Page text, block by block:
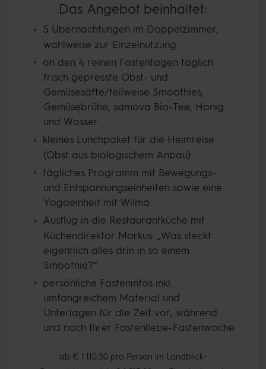
Das Angebot beinhaltet:
5 Übernachtungen im Doppelzimmer,
wahlweise zur Einzelnutzung
an den 4 reinen Fastentagen täglich
frisch gepresste Obst- und
Gemüsesäfte/teilweise Smoothies,
Gemüsebrühe, samova Bio-Tee, Honig
und Wasser
kleines Lunchpaket für die Heimreise
(Obst aus biologischem Anbau)
tägliches Programm mit Bewegungs-
und Entspannungseinheiten sowie eine
Yogaeinheit mit Wilma
Ausflug in die Restaurantküche mit
Küchendirektor Markus: „Was steckt
eigentlich alles drin in so einem
Smoothie?“
persönliche Fasteninfos inkl.
umfangreichem Material und
Unterlagen für die Zeit vor, während
und nach Ihrer Fastenliebe-Fastenwoche
ab € 1.110,50 pro Person im Landblick-